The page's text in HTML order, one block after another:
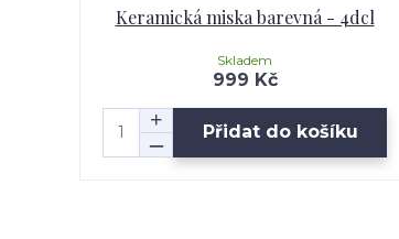
Keramická miska barevná - 4dcl
999 Kč
Skladem
Přidat do košíku